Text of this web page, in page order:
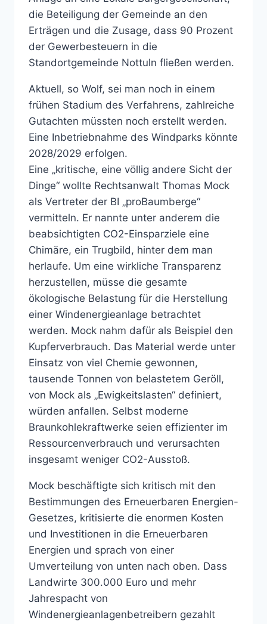
die Beteiligung der Gemeinde an den
Erträgen und die Zusage, dass 90 Prozent
der Gewerbesteuern in die
Standortgemeinde Nottuln fließen werden.
Aktuell, so Wolf, sei man noch in einem
frühen Stadium des Verfahrens, zahlreiche
Gutachten müssten noch erstellt werden.
Eine Inbetriebnahme des Windparks könnte
2028/2029 erfolgen.
Eine „kritische, eine völlig andere Sicht der
Dinge“ wollte Rechtsanwalt Thomas Mock
als Vertreter der BI „proBaumberge“
vermitteln. Er nannte unter anderem die
beabsichtigten CO2-Einsparziele eine
Chimäre, ein Trugbild, hinter dem man
herlaufe. Um eine wirkliche Transparenz
herzustellen, müsse die gesamte
ökologische Belastung für die Herstellung
einer Windenergieanlage betrachtet
werden. Mock nahm dafür als Beispiel den
Kupferverbrauch. Das Material werde unter
Einsatz von viel Chemie gewonnen,
tausende Tonnen von belastetem Geröll,
von Mock als „Ewigkeitslasten“ definiert,
würden anfallen. Selbst moderne
Braunkohlekraftwerke seien effizienter im
Ressourcenverbrauch und verursachten
insgesamt weniger CO2-Ausstoß.
Mock beschäftigte sich kritisch mit den
Bestimmungen des Erneuerbaren Energien-
Gesetzes, kritisierte die enormen Kosten
und Investitionen in die Erneuerbaren
Energien und sprach von einer
Umverteilung von unten nach oben. Dass
Landwirte 300.000 Euro und mehr
Jahrespacht von
Windenergieanlagenbetreibern gezahlt